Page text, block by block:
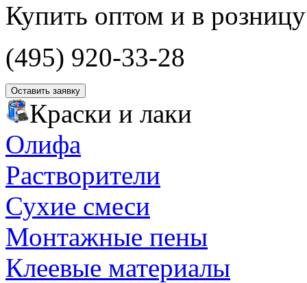
Купить оптом и в розницу
(495) 920-33-28
Оставить заявку
Краски и лаки
Олифа
Растворители
Сухие смеси
Монтажные пены
Клеевые материалы